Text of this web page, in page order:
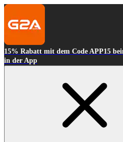
15% Rabatt mit dem Code APP15
in der App